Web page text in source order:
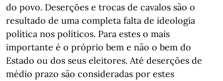
do povo. Deserções e trocas de cavalos são o
resultado de uma completa falta de ideologia
política nos políticos. Para estes o mais
importante é o próprio bem e não o bem do
Estado ou dos seus eleitores. Até deserções de
médio prazo são consideradas por estes